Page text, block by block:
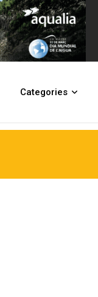
Categories